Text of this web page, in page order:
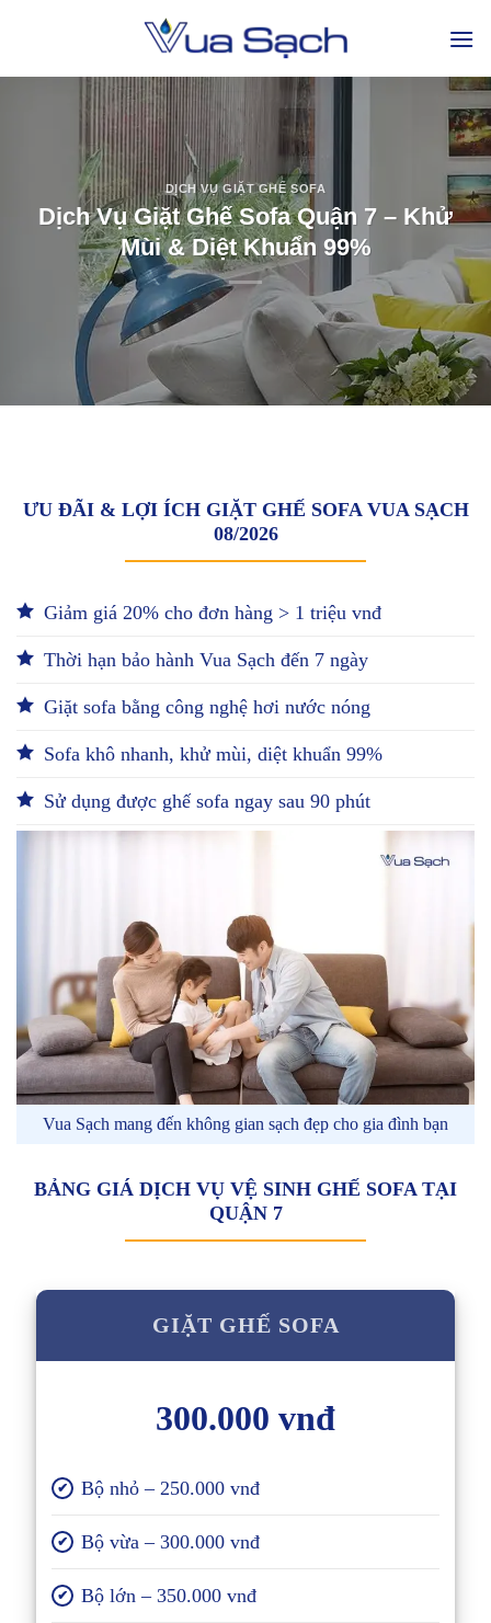
DỊCH VỤ GIẶT GHẾ SOFA
Dịch Vụ Giặt Ghế Sofa Quận 7 – Khử
Mùi & Diệt Khuẩn 99%
ƯU ĐÃI & LỢI ÍCH GIẶT GHẾ SOFA VUA SẠCH
08/2026
Giảm giá 20% cho đơn hàng > 1 triệu vnđ
Thời hạn bảo hành Vua Sạch đến 7 ngày
Giặt sofa bằng công nghệ hơi nước nóng
Sofa khô nhanh, khử mùi, diệt khuẩn 99%
Sử dụng được ghế sofa ngay sau 90 phút
Vua Sạch mang đến không gian sạch đẹp cho gia đình bạn
BẢNG GIÁ DỊCH VỤ VỆ SINH GHẾ SOFA TẠI
QUẬN 7
GIẶT GHẾ SOFA
300.000 vnđ
✔ Bộ nhỏ – 250.000 vnđ
✔ Bộ vừa – 300.000 vnđ
✔ Bộ lớn – 350.000 vnđ